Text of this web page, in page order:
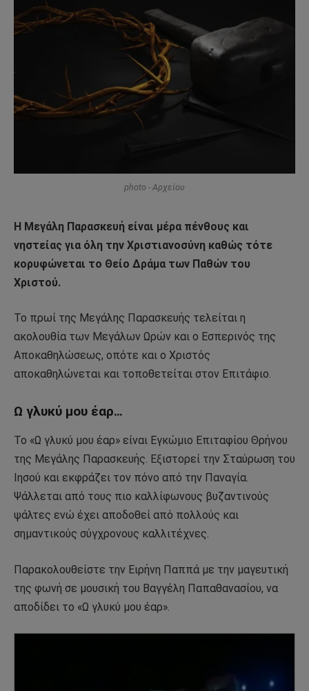
photo - Αρχείου
Η Μεγάλη Παρασκευή είναι μέρα πένθους και
νηστείας για όλη την Χριστιανοσύνη καθώς τότε
κορυφώνεται το Θείο Δράμα των Παθών του
Χριστού.
Το πρωί της Μεγάλης Παρασκευής τελείται η
ακολουθία των Μεγάλων Ωρών και ο Εσπερινός της
Αποκαθηλώσεως, οπότε και ο Χριστός
αποκαθηλώνεται και τοποθετείται στον Επιτάφιο.
Ω γλυκύ μου έαρ…
Το «Ω γλυκύ μου έαρ» είναι Εγκώμιο Επιταφίου Θρήνου
της Μεγάλης Παρασκευής. Εξιστορεί την Σταύρωση του
Ιησού και εκφράζει τον πόνο από την Παναγία.
Ψάλλεται από τους πιο καλλίφωνους βυζαντινούς
ψάλτες ενώ έχει αποδοθεί από πολλούς και
σημαντικούς σύγχρονους καλλιτέχνες.
Παρακολουθείστε την Ειρήνη Παππά με την μαγευτική
της φωνή σε μουσική του Βαγγέλη Παπαθανασίου, να
αποδίδει το «Ω γλυκύ μου έαρ».